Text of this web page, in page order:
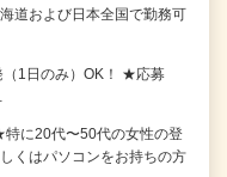
道および日本全国で勤務可
1日のみ）OK！ ★応募
に20代〜50代の女性の登
はパソコンをお持ちの方